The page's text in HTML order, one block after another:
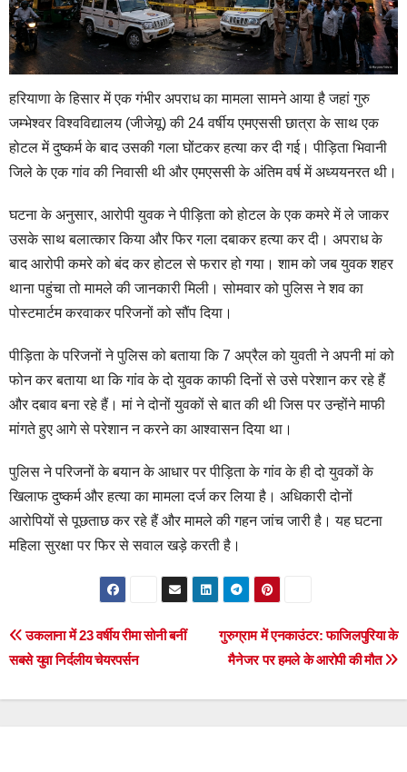
हरियाणा के हिसार में एक गंभीर अपराध का मामला सामने आया है जहां गुरु
जम्भेश्वर विश्वविद्यालय (जीजेयू) की 24 वर्षीय एमएससी छात्रा के साथ एक
होटल में दुष्कर्म के बाद उसकी गला घोंटकर हत्या कर दी गई। पीड़िता भिवानी
जिले के एक गांव की निवासी थी और एमएससी के अंतिम वर्ष में अध्ययनरत थी।
घटना के अनुसार, आरोपी युवक ने पीड़िता को होटल के एक कमरे में ले जाकर
उसके साथ बलात्कार किया और फिर गला दबाकर हत्या कर दी। अपराध के
बाद आरोपी कमरे को बंद कर होटल से फरार हो गया। शाम को जब युवक शहर
थाना पहुंचा तो मामले की जानकारी मिली। सोमवार को पुलिस ने शव का
पोस्टमार्टम करवाकर परिजनों को सौंप दिया।
पीड़िता के परिजनों ने पुलिस को बताया कि 7 अप्रैल को युवती ने अपनी मां को
फोन कर बताया था कि गांव के दो युवक काफी दिनों से उसे परेशान कर रहे हैं
और दबाव बना रहे हैं। मां ने दोनों युवकों से बात की थी जिस पर उन्होंने माफी
मांगते हुए आगे से परेशान न करने का आश्वासन दिया था।
पुलिस ने परिजनों के बयान के आधार पर पीड़िता के गांव के ही दो युवकों के
खिलाफ दुष्कर्म और हत्या का मामला दर्ज कर लिया है। अधिकारी दोनों
आरोपियों से पूछताछ कर रहे हैं और मामले की गहन जांच जारी है। यह घटना
महिला सुरक्षा पर फिर से सवाल खड़े करती है।
Post
navigation
गुरुग्राम में एनकाउंटर: फाजिलपुरिया के
मैनेजर पर हमले के आरोपी की मौत
उकलाना में 23 वर्षीय रीमा सोनी बनीं
सबसे युवा निर्दलीय चेयरपर्सन